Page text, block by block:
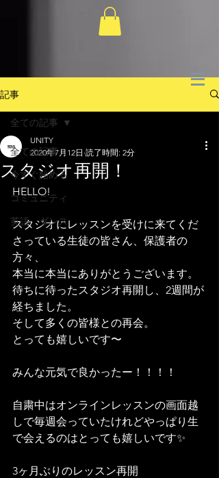
記事
全ての記事
今すぐ始める
コミュニティ
英語、ダンス
全ての記事
スタジオ再開！
UNITY
2020年7月12日 読了時間: 2分
HELLO!
スタジオにレッスンを受けに来てくだ
さっている生徒の皆さん、保護者の
方々、
本当に本当にありがとうございます。
待ちに待ったスタジオ再開し、2週間が
経ちました。
そして多くの皆様との再会。
とっても嬉しいです〜
みんな元気で良かったー！！！！
自粛中はオンラインレッスンの画面越
しで毎週会っていたけれどやっぱり生
で会えるのはとっても嬉しいです✨
3ヶ月ぶりのレッスン再開